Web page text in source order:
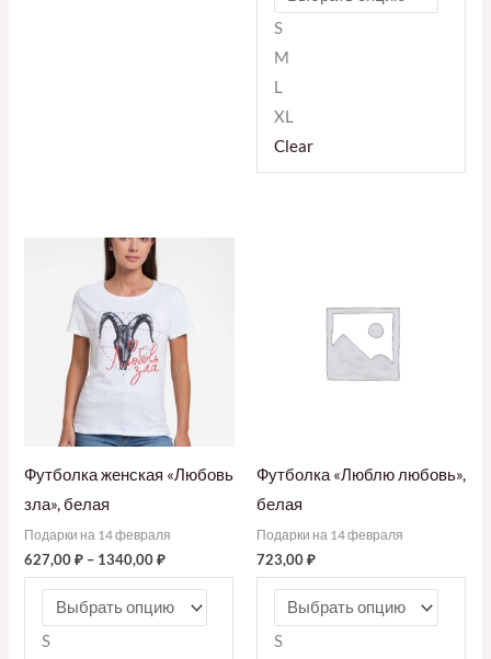
S
M
L
XL
Clear
Футболка женская «Любовь
зла», белая
Подарки на 14 февраля
627,00₽ – 1340,00₽
S
Футболка «Люблю любовь»,
белая
Подарки на 14 февраля
723,00₽
S